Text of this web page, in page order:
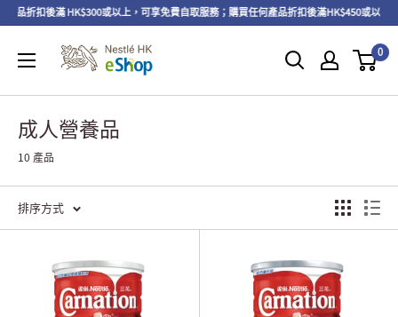
品折扣後滿 HK$300或以上，可享免費自取服務；購買任何產品折扣後滿HK$450或以上，
0
成人營養品
10 產品
排序方式